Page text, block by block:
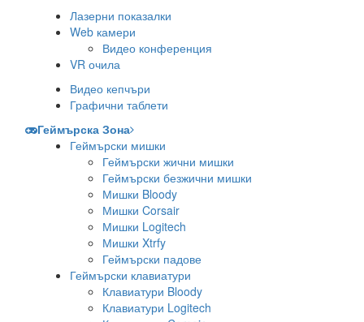
Лазерни показалки
Web камери
Видео конференция
VR очила
Видео кепчъри
Графични таблети
Геймърска Зона
Геймърски мишки
Геймърски жични мишки
Геймърски безжични мишки
Мишки Bloody
Мишки Corsair
Мишки Logitech
Мишки Xtrfy
Геймърски падове
Геймърски клавиатури
Клавиатури Bloody
Клавиатури Logitech